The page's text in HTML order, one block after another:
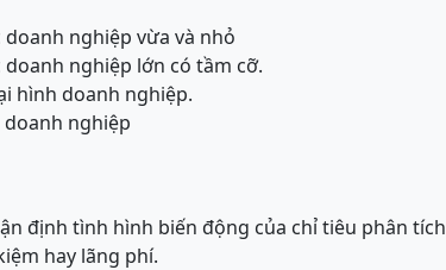
nghiệp vừa và nhỏ
nghiệp lớn có tầm cỡ.
hình doanh nghiệp.
nghiệp
định tình hình biến động của chỉ tiêu phân tích
hay lãng phí.